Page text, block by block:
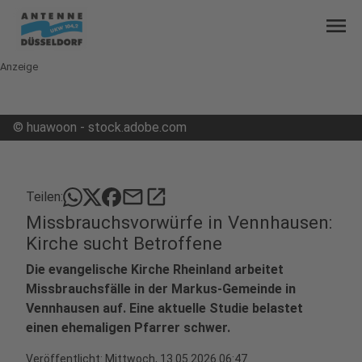
menu
Anzeige
© huawoon - stock.adobe.com
Teilen: mailopen_in_new
Missbrauchsvorwürfe in Vennhausen:
Kirche sucht Betroffene
Die evangelische Kirche Rheinland arbeitet
Missbrauchsfälle in der Markus-Gemeinde in
Vennhausen auf. Eine aktuelle Studie belastet
einen ehemaligen Pfarrer schwer.
Veröffentlicht: Mittwoch, 13.05.2026 06:47